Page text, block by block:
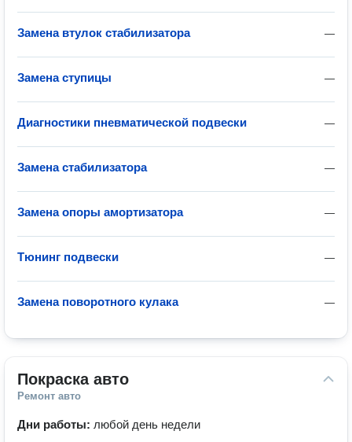
—
Замена втулок стабилизатора
—
Замена ступицы
—
Диагностики пневматической подвески
—
Замена стабилизатора
—
Замена опоры амортизатора
—
Тюнинг подвески
—
Замена поворотного кулака
Покраска авто
Ремонт авто
Дни работы: любой день недели